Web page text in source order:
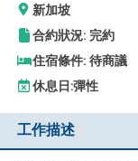
新加坡
合約狀況: 完約
住宿條件: 待商議
休息日:彈性
工作描述